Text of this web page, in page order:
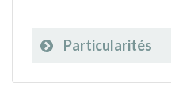
Particularités